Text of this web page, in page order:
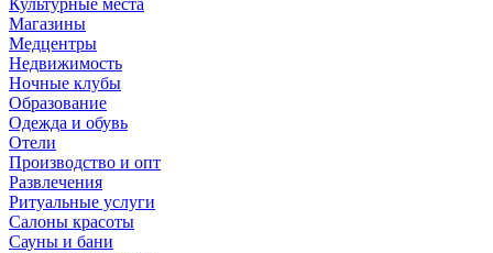
Культурные места
Магазины
Медцентры
Недвижимость
Ночные клубы
Образование
Одежда и обувь
Отели
Производство и опт
Развлечения
Ритуальные услуги
Салоны красоты
Сауны и бани